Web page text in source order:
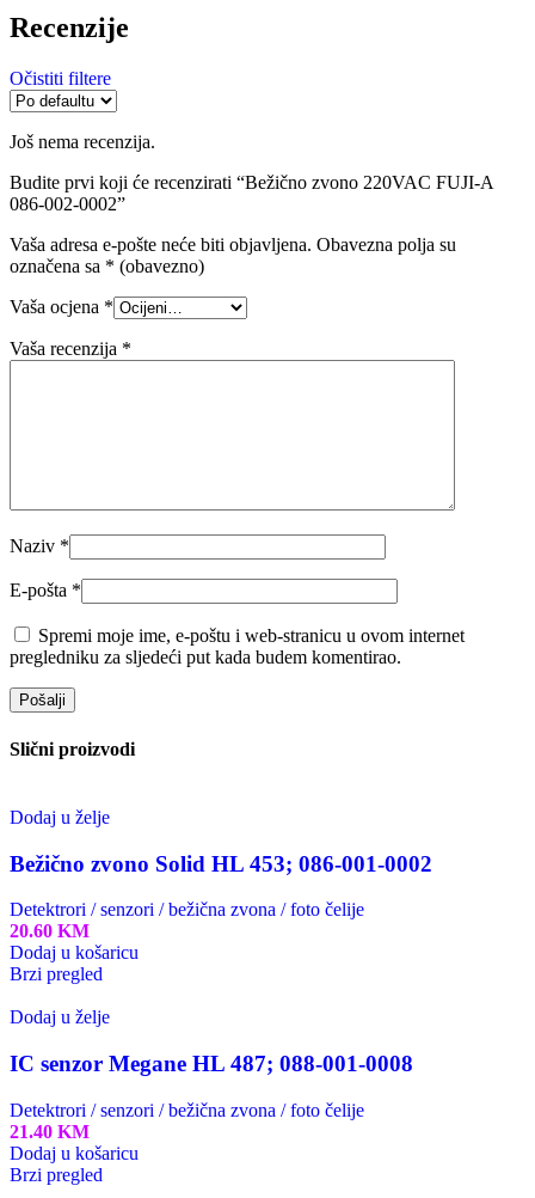
Recenzije
Očistiti filtere
Još nema recenzija.
Budite prvi koji će recenzirati “Bežično zvono 220VAC FUJI-A
086-002-0002”
Vaša adresa e-pošte neće biti objavljena. Obavezna polja su
označena sa * (obavezno)
Vaša ocjena *
Vaša recenzija *
Naziv *
E-pošta *
Spremi moje ime, e-poštu i web-stranicu u ovom internet
pregledniku za sljedeći put kada budem komentirao.
Slični proizvodi
Dodaj u želje
Bežično zvono Solid HL 453; 086-001-0002
Detektrori / senzori / bežična zvona / foto čelije
20.60 KM
Dodaj u košaricu
Brzi pregled
Dodaj u želje
IC senzor Megane HL 487; 088-001-0008
Detektrori / senzori / bežična zvona / foto čelije
21.40 KM
Dodaj u košaricu
Brzi pregled